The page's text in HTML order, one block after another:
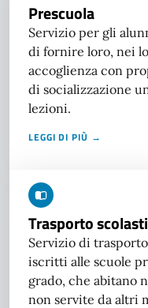
Prescuola
Servizio per gli
di fornire loro, nei
accoglienza con
di socializzazione
lezioni.
LEGGI DI PIÙ →
Trasporto
Servizio di
iscritti alle scuole
grado, che abitano
non servite da altri